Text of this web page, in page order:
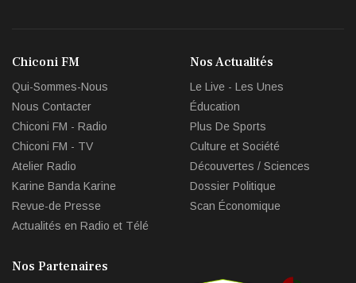
Chiconi FM
Qui-Sommes-Nous
Nous Contacter
Chiconi FM - Radio
Chiconi FM - TV
Atelier Radio
Karine Banda Karine
Revue-de Presse
Actualités en Radio et Télé
Nos Actualités
Le Live - Les Unes
Éducation
Plus De Sports
Culture et Société
Découvertes / Sciences
Dossier Politique
Scan Économique
Nos Partenaires